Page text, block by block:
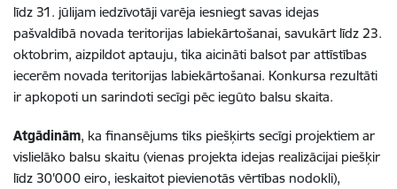
līdz 31. jūlijam iedzīvotāji varēja iesniegt savas idejas
pašvaldībā novada teritorijas labiekārtošanai, savukārt līdz 23.
oktobrim, aizpildot aptauju, tika aicināti balsot par attīstības
iecerēm novada teritorijas labiekārtošanai. Konkursa rezultāti
ir apkopoti un sarindoti secīgi pēc iegūto balsu skaita.
Atgādinām, ka finansējums tiks piešķirts secīgi projektiem ar
vislielāko balsu skaitu (vienas projekta idejas realizācijai piešķir
līdz 30'000 eiro, ieskaitot pievienotās vērtības nodokli),